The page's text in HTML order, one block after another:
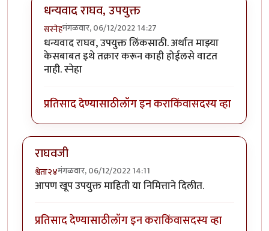
धन्यवाद राघव, उपयुक्त
सस्नेहमंगळवार, 06/12/2022 14:27
In reply to२ पैसे माझेहीbyराघव
धन्यवाद राघव, उपयुक्त लिंकसाठी. अर्थात माझ्या
केसबाबत इथे तक्रार करून काही होईलसे वाटत
नाही. स्नेहा
प्रतिसाद देण्यासाठीलॉग इन कराकिंवासदस्य व्हा
राघवजी
श्वेता२४मंगळवार, 06/12/2022 14:11
आपण खूप उपयुक्त माहिती या निमित्ताने दिलीत.
प्रतिसाद देण्यासाठीलॉग इन कराकिंवासदस्य व्हा